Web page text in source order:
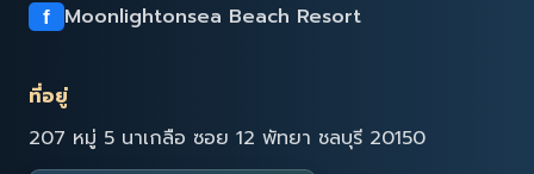
f Moonlightonsea Beach Resort
ที่อยู่
207 หมู่ 5 นาเกลือ ซอย 12 พัทยา ชลบุรี 20150